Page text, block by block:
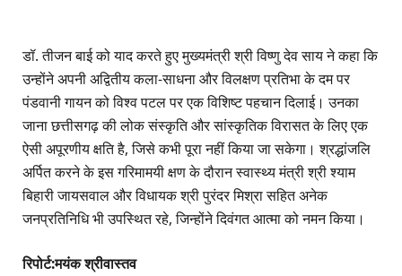
डॉ. तीजन बाई को याद करते हुए मुख्यमंत्री श्री विष्णु देव साय ने कहा कि
उन्होंने अपनी अद्वितीय कला-साधना और विलक्षण प्रतिभा के दम पर
पंडवानी गायन को विश्व पटल पर एक विशिष्ट पहचान दिलाई। उनका
जाना छत्तीसगढ़ की लोक संस्कृति और सांस्कृतिक विरासत के लिए एक
ऐसी अपूरणीय क्षति है, जिसे कभी पूरा नहीं किया जा सकेगा। श्रद्धांजलि
अर्पित करने के इस गरिमामयी क्षण के दौरान स्वास्थ्य मंत्री श्री श्याम
बिहारी जायसवाल और विधायक श्री पुरंदर मिश्रा सहित अनेक
जनप्रतिनिधि भी उपस्थित रहे, जिन्होंने दिवंगत आत्मा को नमन किया।
रिपोर्ट:मयंक श्रीवास्तव